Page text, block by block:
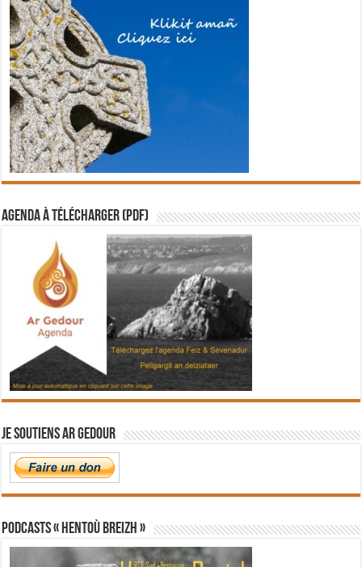
Agenda à télécharger (PDF)
Je soutiens Ar Gedour
PODCASTS « Hentoù Breizh »